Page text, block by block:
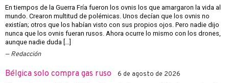
En tiempos de la Guerra Fría fueron los ovnis los que amargaron la vida al
mundo. Crearon multitud de polémicas. Unos decían que los ovnis no
existían; otros que los habían visto con sus propios ojos. Pero nadie dijo
nunca que los ovnis fueran rusos. Ahora ocurre lo mismo con los drones,
aunque nadie duda […]
Redacción
Bélgica solo compra gas ruso 6 de agosto de 2026